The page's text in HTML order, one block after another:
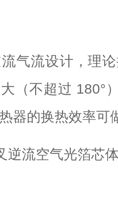
流气流设计，理
（不超过 180°
器的换热效率可